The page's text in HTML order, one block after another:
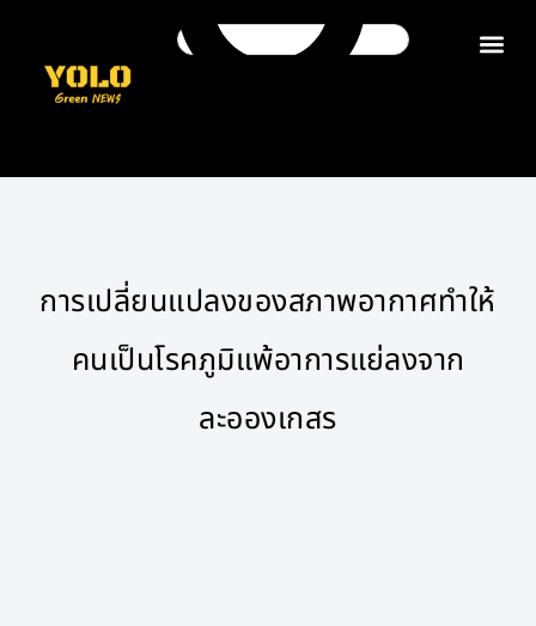
การเปลี่ยนแปลงของสภาพอากาศทำให้
คนเป็นโรคภูมิแพ้อาการแย่ลงจาก
ละอองเกสร